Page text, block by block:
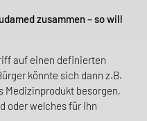
zusammen – so will
auf einen definierten
könnte sich dann z.B.
Medizinprodukt besorgen,
oder welches für ihn